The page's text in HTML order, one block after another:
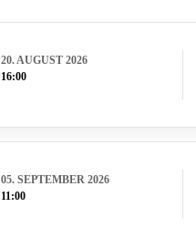
20. AUGUST 2026
16:00
05. SEPTEMBER 2026
11:00